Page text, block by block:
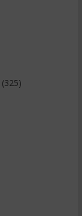
(325)